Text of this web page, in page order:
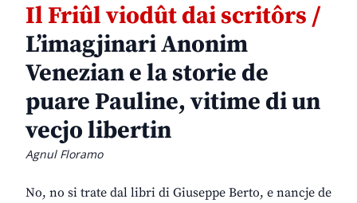
Il Friûl viodût dai scritôrs /
L’imagjinari Anonim
Venezian e la storie de
puare Pauline, vitime di un
vecjo libertin
Agnul Floramo
No, no si trate dal libri di Giuseppe Berto, e nancje de